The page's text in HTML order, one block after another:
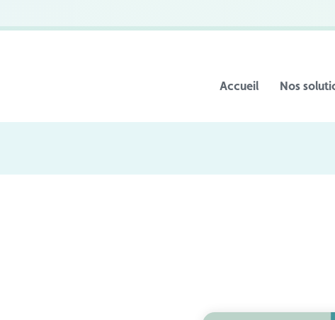
Accueil Nos